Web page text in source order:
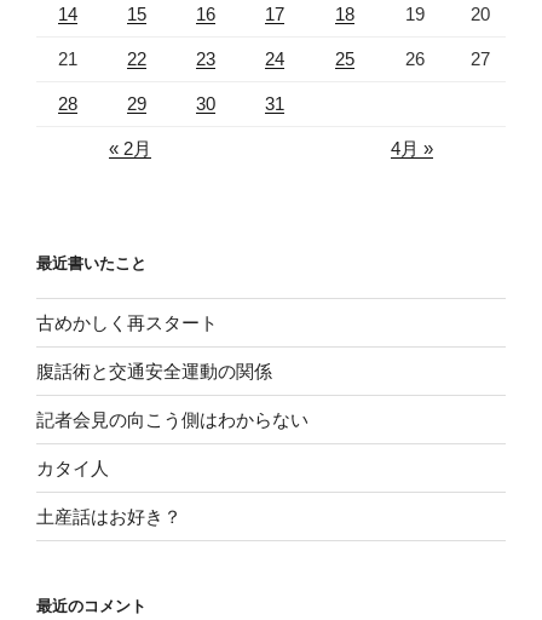
14 15 16 17 18 19 20
21 22 23 24 25 26 27
28 29 30 31
« 2月 4月 »
最近書いたこと
古めかしく再スタート
腹話術と交通安全運動の関係
記者会見の向こう側はわからない
カタイ人
土産話はお好き？
最近のコメント